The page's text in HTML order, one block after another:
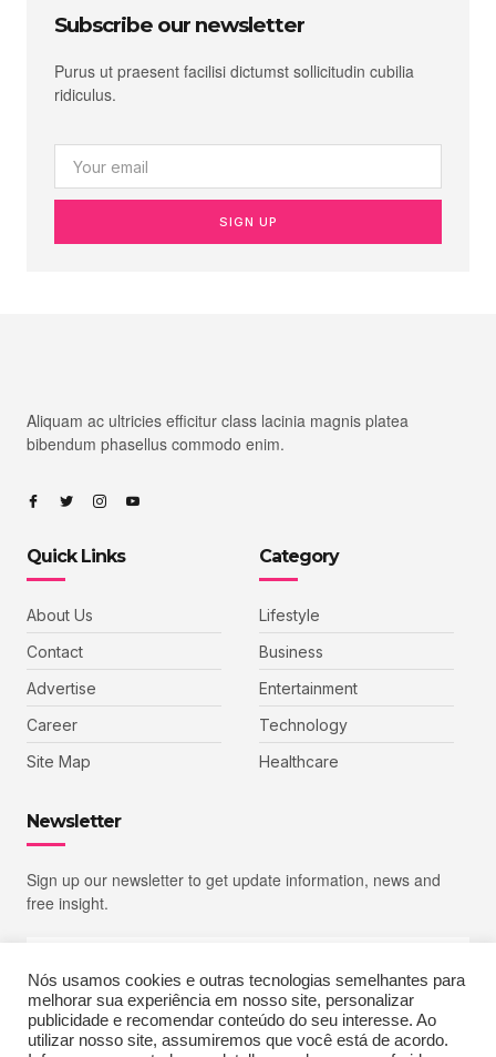
Subscribe our newsletter
Purus ut praesent facilisi dictumst sollicitudin cubilia
ridiculus.
SIGN UP
Aliquam ac ultricies efficitur class lacinia magnis platea
bibendum phasellus commodo enim.
Quick Links
About Us
Contact
Advertise
Career
Site Map
Category
Lifestyle
Business
Entertainment
Technology
Healthcare
Newsletter
Sign up our newsletter to get update information, news and
free insight.
SIGN UP
Nós usamos cookies e outras tecnologias semelhantes para
melhorar sua experiência em nosso site, personalizar
publicidade e recomendar conteúdo do seu interesse. Ao
utilizar nosso site, assumiremos que você está de acordo.